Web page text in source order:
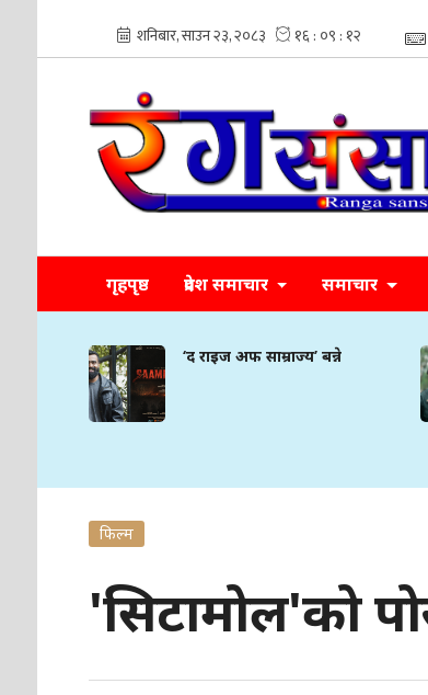
गृहपृष्ठ प्रदेश समाचार समाचार
‘द राइज अफ साम्राज्य’ बन्ने
फिल्म
'सिटामोल'को